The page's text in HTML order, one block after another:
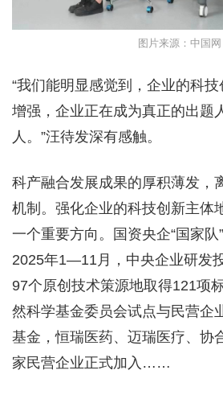
图片来源：中国网
“我们能明显感觉到，企业的科
增强，企业正在成为真正的出题
人。”汪待发深有感触。
科产融合发展成果的厚积薄发，
机制。强化企业的科技创新主体
一个重要方向。国资央企“国家队
2025年1—11月，中央企业研发
97个原创技术策源地取得121项
然科学基金委员会试点与民营企
基金，恒瑞医药、迈瑞医疗、协
家民营企业正式加入……